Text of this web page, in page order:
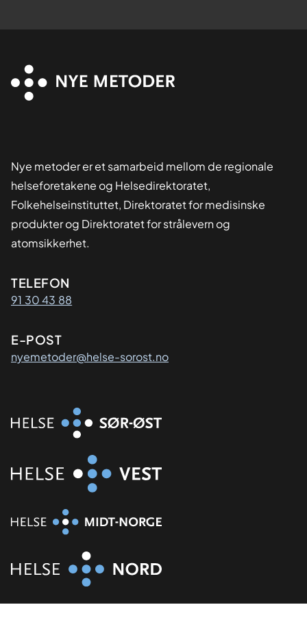
Nye metoder er et samarbeid mellom de regionale
helseforetakene og Helsedirektoratet,
Folkehelseinstituttet, Direktoratet for medisinske
produkter og Direktoratet for strålevern og
atomsikkerhet.
Kontaktinformasjon
TELEFON
91 30 43 88
E-POST
nyemetoder@helse-sorost.no
Organisasjon